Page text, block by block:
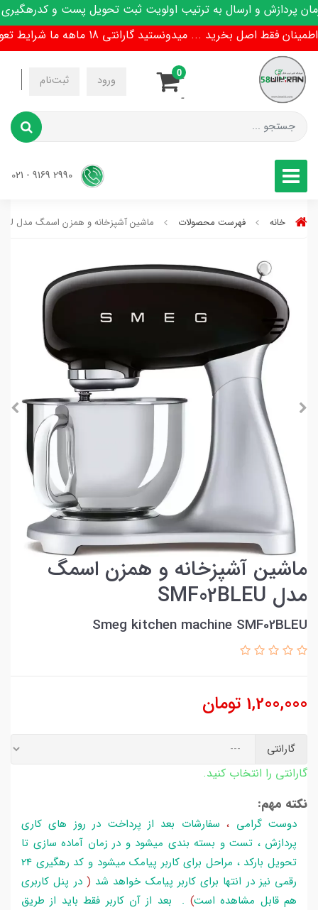
و ارسال به ترتیب اولویت ثبت تحویل پست و کدرهگیری
اصل بخرید ... میدونستید گارانتی 18 ماهه ما شرایط تعویض هم داره !
ورود ثبت‌نام
-
-
0
خانه فهرست محصولات ماشین آشپزخانه و همزن اسمگ مدل SMF02BLEU
ماشین آشپزخانه و همزن اسمگ
مدل SMF02BLEU
Smeg kitchen machine SMF02BLEU
1,200,000 تومان
گارانتی
گارانتی را انتخاب کنید.
نکته مهم:
دوست گرامی ،سفارشات بعد از پرداخت در روز های کاری
پردازش ، تست و بسته بندی میشود و در زمان آماده سازی تا
تحویل بارکد ، مراحل برای کاربر پیامک میشود و کد رهگیری 24
رقمی نیز در انتها برای کاربر پیامک خواهد شد ( در پنل کاربری
هم قابل مشاهده است) . بعد از آن کاربر فقط باید از طریق